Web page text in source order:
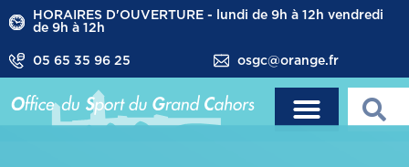
HORAIRES D'OUVERTURE - lundi de 9h à 12h vendredi
de 9h à 12h
05 65 35 96 25 osgc@orange.fr